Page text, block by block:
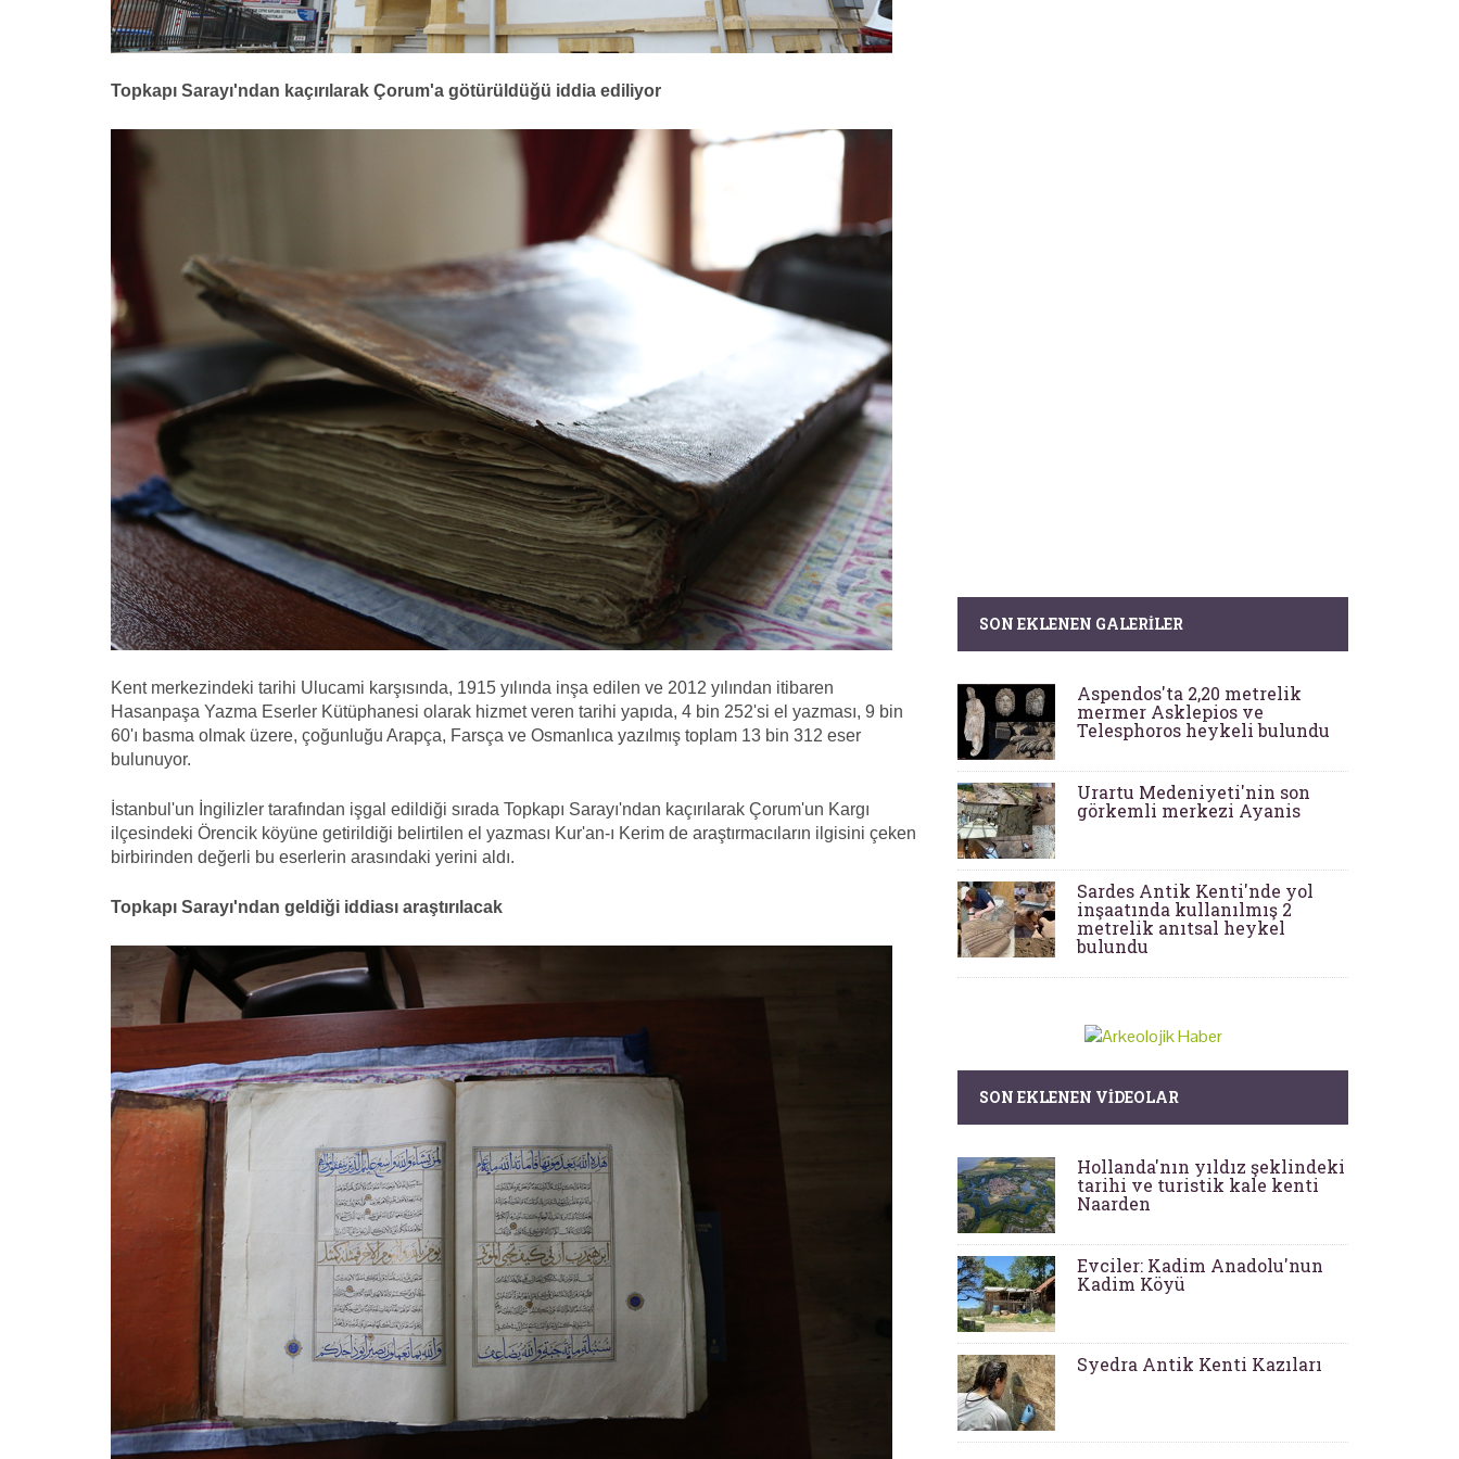
Topkapı Sarayı'ndan kaçırılarak Çorum'a götürüldüğü iddia ediliyor
Kent merkezindeki tarihi Ulucami karşısında, 1915 yılında inşa edilen ve 2012 yılından itibaren
Hasanpaşa Yazma Eserler Kütüphanesi olarak hizmet veren tarihi yapıda, 4 bin 252'si el yazması, 9 bin
60'ı basma olmak üzere, çoğunluğu Arapça, Farsça ve Osmanlıca yazılmış toplam 13 bin 312 eser
bulunuyor.
İstanbul'un İngilizler tarafından işgal edildiği sırada Topkapı Sarayı'ndan kaçırılarak Çorum'un Kargı
ilçesindeki Örencik köyüne getirildiği belirtilen el yazması Kur'an-ı Kerim de araştırmacıların ilgisini çeken
birbirinden değerli bu eserlerin arasındaki yerini aldı.
Topkapı Sarayı'ndan geldiği iddiası araştırılacak
SON EKLENEN GALERILER
Aspendos'ta 2,20 metrelik
mermer Asklepios ve
Telesphoros heykeli bulundu
Urartu Medeniyeti'nin son
görkemli merkezi Ayanis
Sardes Antik Kenti'nde yol
inşaatında kullanılmış 2
metrelik anıtsal heykel
bulundu
SON EKLENEN VIDEOLAR
Hollanda'nın yıldız şeklindeki
tarihi ve turistik kale kenti
Naarden
Evciler: Kadim Anadolu'nun
Kadim Köyü
Syedra Antik Kenti Kazıları